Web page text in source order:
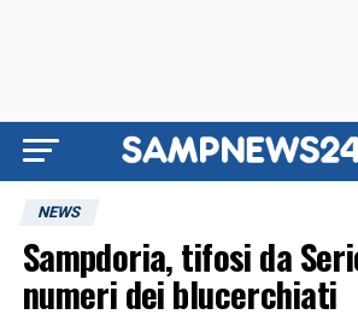
NEWS
Sampdoria, tifosi da
numeri dei blucerchiati